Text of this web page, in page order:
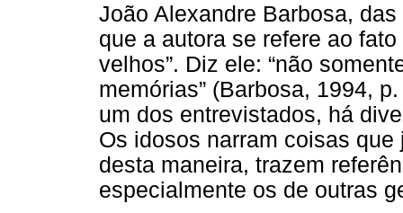
João Alexandre Barbosa,
que a autora se refere ao
velhos”. Diz ele: “não
memórias” (Barbosa, 1994,
um dos entrevistados, há
Os idosos narram coisas
desta maneira, trazem
especialmente os de outras